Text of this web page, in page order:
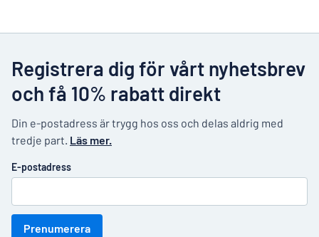
Registrera dig för vårt nyhetsbrev
och få 10% rabatt direkt
Din e-postadress är trygg hos oss och delas aldrig med
tredje part. Läs mer.
E-postadress
Prenumerera